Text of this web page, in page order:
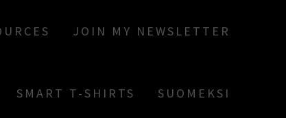
JOIN MY NEWSLETTER
SMART T-SHIRTS SUOMEKSI